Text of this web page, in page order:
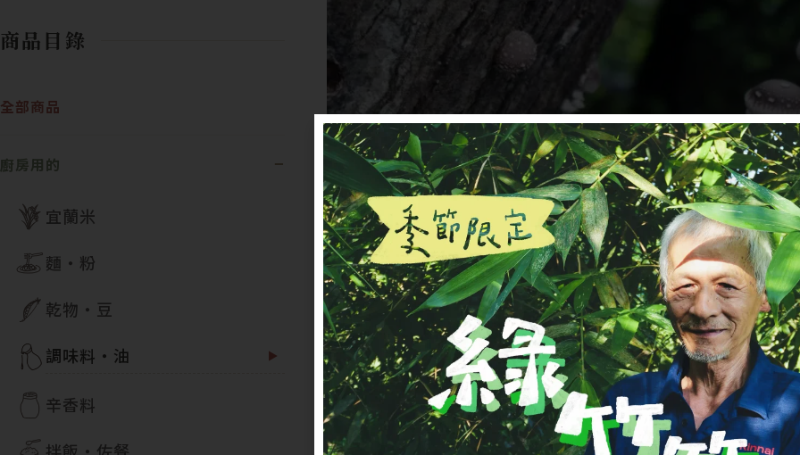
商品目錄
全部商品
廚房用的
宜蘭米
麵・粉
乾物・豆
調味料・油
辛香料